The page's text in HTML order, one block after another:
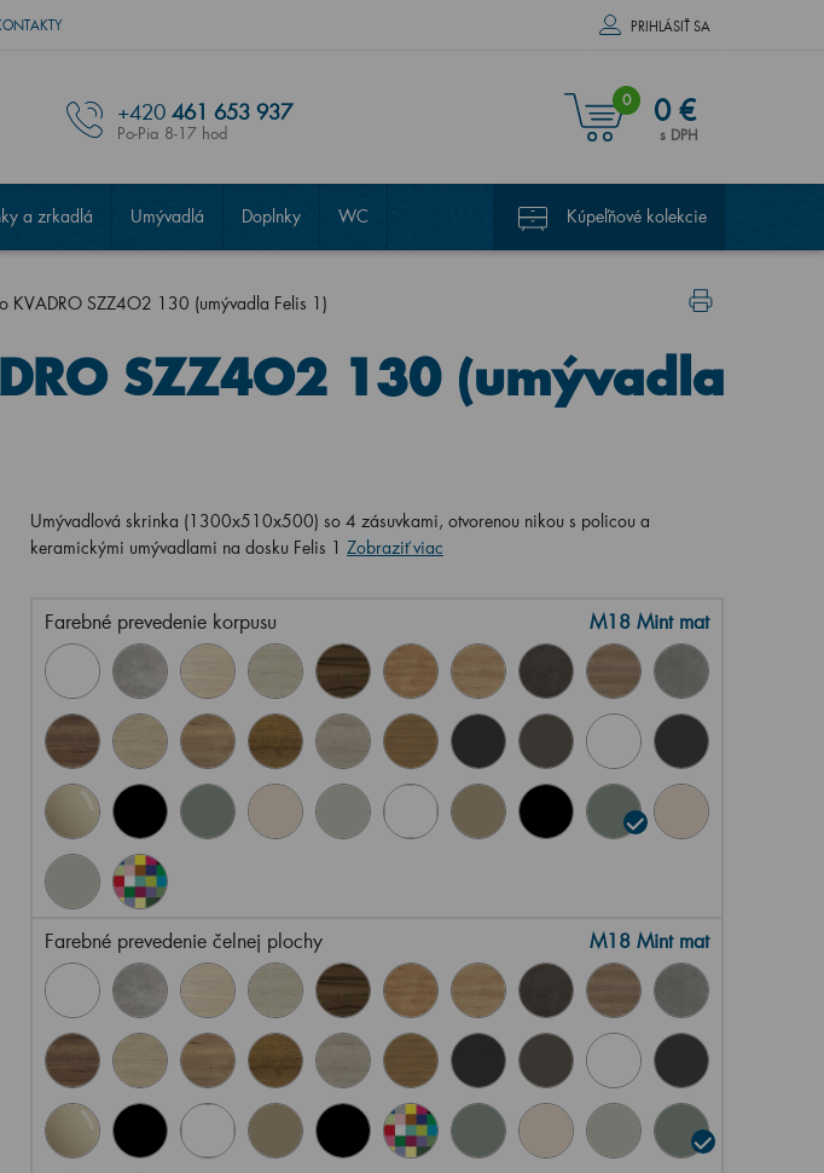
PRIHLÁSIŤ SA
+420 461 653 937
Po-Pia 8-17 hod
0 0 €
s DPH
a zrkadlá Umývadlá Doplnky WC Kúpeľňové kolekcie
KVADRO SZZ4O2 130 (umývadla Felis 1)
SZZ4O2 130 (umývadla
Umývadlová skrinka (1300x510x500) so 4 zásuvkami, otvorenou nikou s policou a
keramickými umývadlami na dosku Felis 1 Zobraziť viac
Farebné prevedenie korpusu M18 Mint mat
Farebné prevedenie čelnej plochy M18 Mint mat